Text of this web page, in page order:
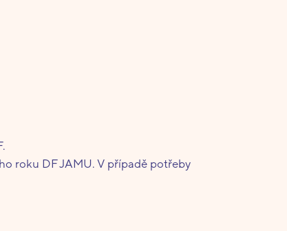
roku DF JAMU. V případě potřeby